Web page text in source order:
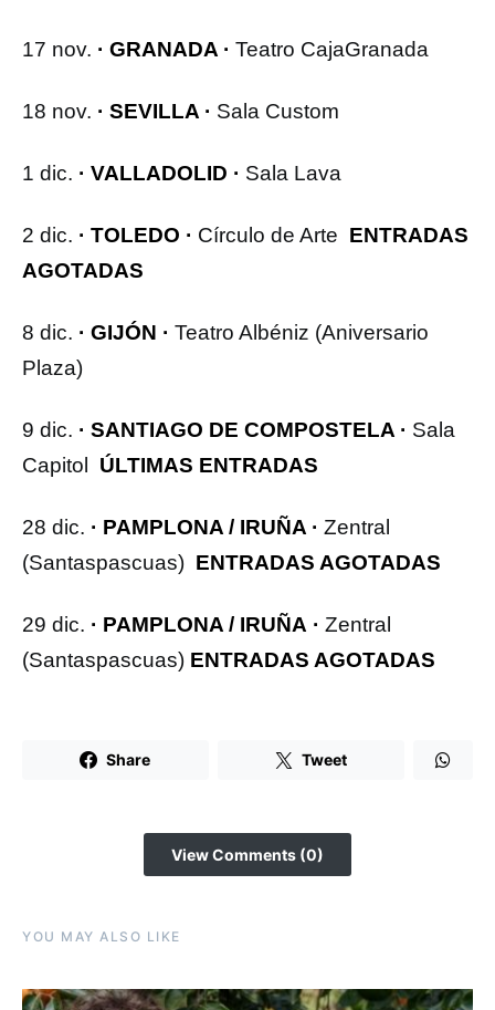
17 nov. · GRANADA · Teatro CajaGranada
18 nov. · SEVILLA · Sala Custom
1 dic. · VALLADOLID · Sala Lava
2 dic. · TOLEDO · Círculo de Arte ENTRADAS
AGOTADAS
8 dic. · GIJÓN · Teatro Albéniz (Aniversario
Plaza)
9 dic. · SANTIAGO DE COMPOSTELA · Sala
Capitol ÚLTIMAS ENTRADAS
28 dic. · PAMPLONA / IRUÑA · Zentral
(Santaspascuas) ENTRADAS AGOTADAS
29 dic. · PAMPLONA / IRUÑA · Zentral
(Santaspascuas) ENTRADAS AGOTADAS
Share Tweet
View Comments (0)
YOU MAY ALSO LIKE